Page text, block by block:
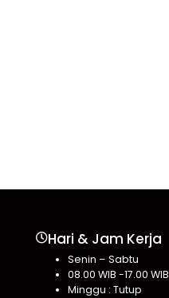
Hari & Jam Kerja
Senin – Sabtu
08.00 WIB -17.00 WIB
Minggu : Tutup